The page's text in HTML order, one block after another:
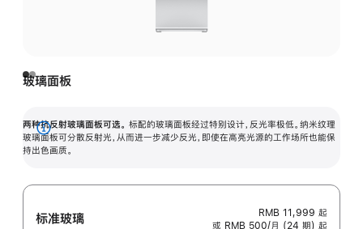
玻璃面板
两种抗反射玻璃面板可选。 标配的玻璃面板经过特别设计，反光率极低。纳米纹理
玻璃面板可分散反射光，从而进一步减少反光，即使在高亮光源的工作场所也能保
持出色画质。
展
开
标准玻璃 RMB 11,999 起
或 RMB 500/月 (24 期) 起